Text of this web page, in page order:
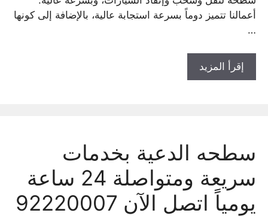
أعمالنا تتميز دوماً بسرعة استجابة عالية، بالإضافة إلى كونها
إقرأ المزيد
سطحه الدعية بخدمات
سريعة ومتواصلة 24 ساعة
يومياً اتصل الآن 92220007